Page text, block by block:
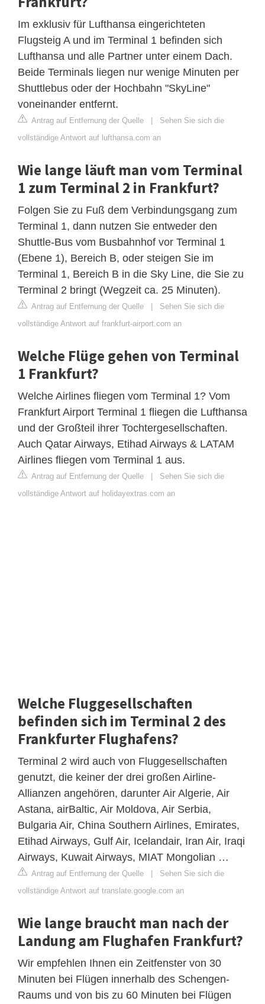
Im exklusiv für Lufthansa eingerichteten
Flugsteig A und im Terminal 1 befinden sich
Lufthansa und alle Partner unter einem Dach.
Beide Terminals liegen nur wenige Minuten per
Shuttlebus oder der Hochbahn "SkyLine"
voneinander entfernt.
Antrag auf Entfernung der Quelle | Sehen Sie sich die
vollständige Antwort auf lufthansa.com an
Wie lange läuft man vom Terminal
1 zum Terminal 2 in Frankfurt?
Folgen Sie zu Fuß dem Verbindungsgang zum
Terminal 1, dann nutzen Sie entweder den
Shuttle-Bus vom Busbahnhof vor Terminal 1
(Ebene 1), Bereich B, oder steigen Sie im
Terminal 1, Bereich B in die Sky Line, die Sie zu
Terminal 2 bringt (Wegzeit ca. 25 Minuten).
Antrag auf Entfernung der Quelle | Sehen Sie sich die
vollständige Antwort auf frankfurt-airport.com an
Welche Flüge gehen von Terminal
1 Frankfurt?
Welche Airlines fliegen vom Terminal 1? Vom
Frankfurt Airport Terminal 1 fliegen die Lufthansa
und der Großteil ihrer Tochtergesellschaften.
Auch Qatar Airways, Etihad Airways & LATAM
Airlines fliegen vom Terminal 1 aus.
Antrag auf Entfernung der Quelle | Sehen Sie sich die
vollständige Antwort auf holidayextras.com an
Welche Fluggesellschaften
befinden sich im Terminal 2 des
Frankfurter Flughafens?
Terminal 2 wird auch von Fluggesellschaften
genutzt, die keiner der drei großen Airline-
Allianzen angehören, darunter Air Algerie, Air
Astana, airBaltic, Air Moldova, Air Serbia,
Bulgaria Air, China Southern Airlines, Emirates,
Etihad Airways, Gulf Air, Icelandair, Iran Air, Iraqi
Airways, Kuwait Airways, MIAT Mongolian …
Antrag auf Entfernung der Quelle | Sehen Sie sich die
vollständige Antwort auf translate.google.com an
Wie lange braucht man nach der
Landung am Flughafen Frankfurt?
Wir empfehlen Ihnen ein Zeitfenster von 30
Minuten bei Flügen innerhalb des Schengen-
Raums und von bis zu 60 Minuten bei Flügen